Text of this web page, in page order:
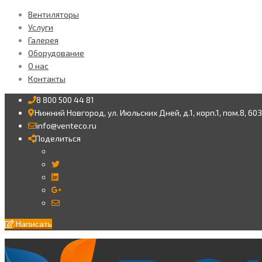
Вентиляторы
Услуги
Галерея
Оборудование
О нас
Контакты
8 800 500 44 81
Нижний Новгород, ул. Июльских Дней, д.1, корп.1, пом.8,
info@venteco.ru
Поделиться
Написать